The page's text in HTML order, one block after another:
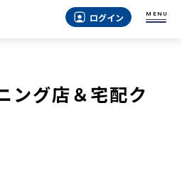
ログイン MENU
ング店＆宅配ク